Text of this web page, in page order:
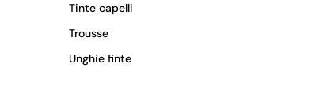
Tinte capelli
Trousse
Unghie finte